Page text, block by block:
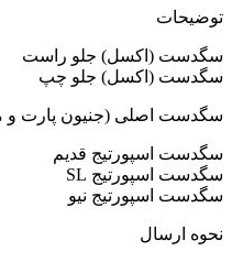
توضیحات
سگدست (اکسل) جلو راست
سگدست (اکسل) جلو چپ
سگدست اصلی (جنیون پارت و
سگدست اسپورتیج قدیم
سگدست اسپورتیج SL
سگدست اسپورتیج نیو
نحوه ارسال